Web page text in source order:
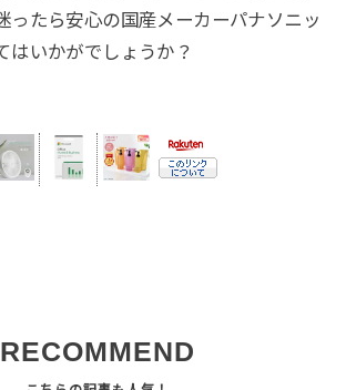
ったら安心の国産メーカーパナソニッ
はいかがでしょうか？
RECOMMEND